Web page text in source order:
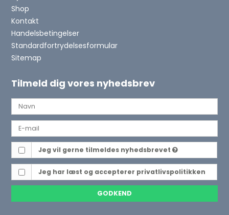
Shop
Kontakt
Handelsbetingelser
Standardfortrydelsesformular
Sitemap
Tilmeld dig vores nyhedsbrev
Jeg vil gerne tilmeldes nyhedsbrevet
Jeg har læst og accepterer privatlivspolitikken
GODKEND